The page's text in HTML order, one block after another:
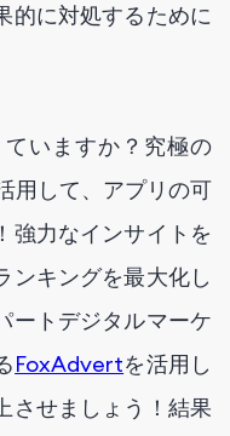
的に対処するために
いますか？究極の
用して、アプリの可
強力なインサイトを
ンキングを最大化し
ートデジタルマーケ
FoxAdvertを活用し
させましょう！結果